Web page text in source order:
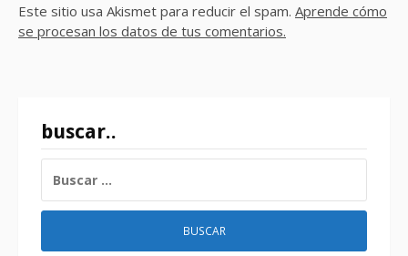
Este sitio usa Akismet para reducir el spam. Aprende cómo
se procesan los datos de tus comentarios.
buscar..